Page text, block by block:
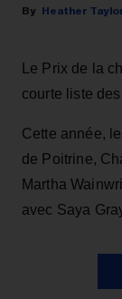
Heather
Le Prix de la
courte liste
Cette année,
de Poitrine,
Martha
avec Saya